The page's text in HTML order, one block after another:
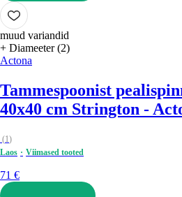
LISA OSTUKORVI
muud variandid
+ Diameeter (2)
Actona
Tammespoonist
40x40 cm Strington -
(1)
Laos
Viimased tooted
71 €